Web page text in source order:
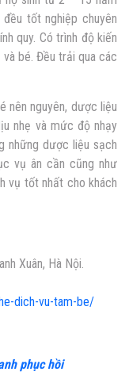
đều tốt nghiệp chuyên
quy. Có trình độ kiến
bé. Đều trải qua các
nên nguyên, dược liệu
nhẹ và mức độ nhạy
những dược liệu sạch
vụ ân cần cũng như
vụ tốt nhất cho khách
Xuân, Hà Nội.
dich-vu-tam-be/
phục hồi